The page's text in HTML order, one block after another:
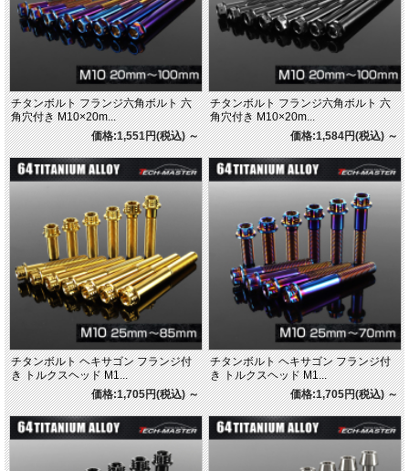
チタンボルト フランジ六角ボルト 六
角穴付き M10×20m...
価格:1,551円(税込)～
チタンボルト フランジ六角ボルト 六
角穴付き M10×20m...
価格:1,584円(税込)～
チタンボルト ヘキサゴン フランジ付
き トルクスヘッド M1...
価格:1,705円(税込)～
チタンボルト ヘキサゴン フランジ付
き トルクスヘッド M1...
価格:1,705円(税込)～